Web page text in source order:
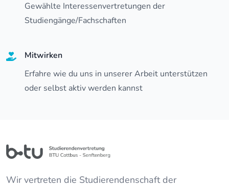
Gewählte Interessenvertretungen der
Studiengänge/Fachschaften
Mitwirken
Erfahre wie du uns in unserer Arbeit unterstützen
oder selbst aktiv werden kannst
Wir vertreten die Studierendenschaft der